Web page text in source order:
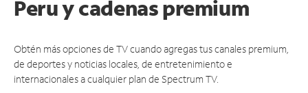
Peru y cadenas premium
Obtén más opciones de TV cuando agregas tus canales premium,
de deportes y noticias locales, de entretenimiento e
internacionales a cualquier plan de Spectrum TV.